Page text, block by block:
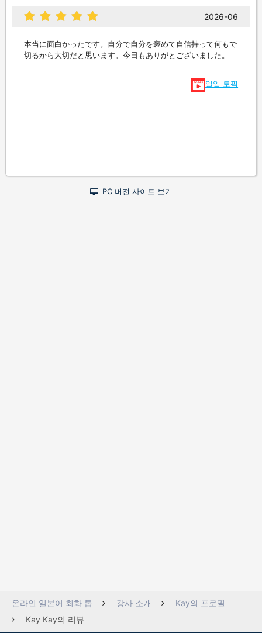
2026-06
本当に面白かったです。自分で自分を褒めて自信持って何もで
切るから大切だと思います。今日もありがとございました。
일일 토픽
PC 버전 사이트 보기
온라인 일본어 회화 톱 강사 소개
Kay의 프로필
Kay Kay의 리뷰